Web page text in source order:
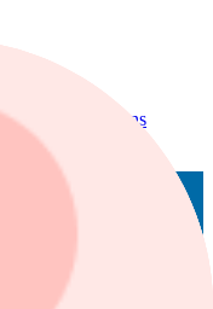
Här är dagens